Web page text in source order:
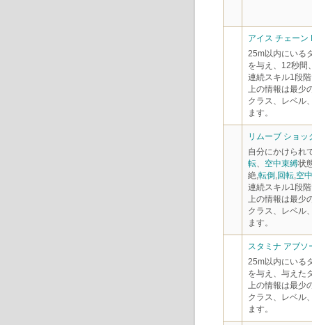
アイス チェーン
25m以内にいる
を与え、12秒間
連続スキル1段階
上の情報は最少
クラス、レベル
ます。
リムーブ ショッ
自分にかけられ
転、 空中束縛状
絶,転倒 ,回転,空
連続スキル1段階
上の情報は最少
クラス、レベル
ます。
スタミナ アブソ
25m以内にいる
を与え、与えた
上の情報は最少
クラス、レベル
ます。